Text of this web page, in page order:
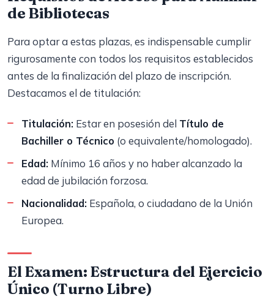
de Bibliotecas
Para optar a estas plazas, es indispensable cumplir
rigurosamente con todos los requisitos establecidos
antes de la finalización del plazo de inscripción.
Destacamos el de titulación:
Titulación: Estar en posesión del Título de
Bachiller o Técnico (o equivalente/homologado).
Edad: Mínimo 16 años y no haber alcanzado la
edad de jubilación forzosa.
Nacionalidad: Española, o ciudadano de la Unión
Europea.
El Examen: Estructura del Ejercicio
Único (Turno Libre)